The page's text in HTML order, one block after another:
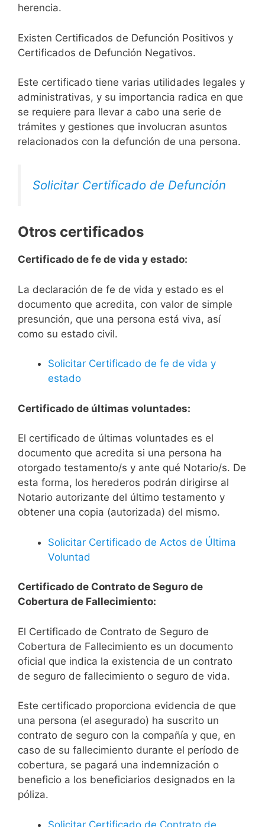
herencia.
Existen Certificados de Defunción Positivos y
Certificados de Defunción Negativos.
Este certificado tiene varias utilidades legales y
administrativas, y su importancia radica en que
se requiere para llevar a cabo una serie de
trámites y gestiones que involucran asuntos
relacionados con la defunción de una persona.
Solicitar Certificado de Defunción
Otros certificados
Certificado de fe de vida y estado:
La declaración de fe de vida y estado es el
documento que acredita, con valor de simple
presunción, que una persona está viva, así
como su estado civil.
Solicitar Certificado de fe de vida y
estado
Certificado de últimas voluntades:
El certificado de últimas voluntades es el
documento que acredita si una persona ha
otorgado testamento/s y ante qué Notario/s. De
esta forma, los herederos podrán dirigirse al
Notario autorizante del último testamento y
obtener una copia (autorizada) del mismo.
Solicitar Certificado de Actos de Última
Voluntad
Certificado de Contrato de Seguro de
Cobertura de Fallecimiento:
El Certificado de Contrato de Seguro de
Cobertura de Fallecimiento es un documento
oficial que indica la existencia de un contrato
de seguro de fallecimiento o seguro de vida.
Este certificado proporciona evidencia de que
una persona (el asegurado) ha suscrito un
contrato de seguro con la compañía y que, en
caso de su fallecimiento durante el período de
cobertura, se pagará una indemnización o
beneficio a los beneficiarios designados en la
póliza.
Solicitar Certificado de Contrato de